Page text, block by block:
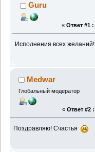
Guru
« Ответ #1 :
Исполнения всех желаний!
Medwar
Глобальный модератор
« Ответ #2 :
Поздравляю! Счастья